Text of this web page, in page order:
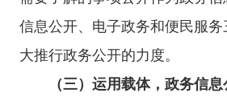
信息公开、电子政务和便民服
大推行政务公开的力度。
（三） 运用载体，政务信